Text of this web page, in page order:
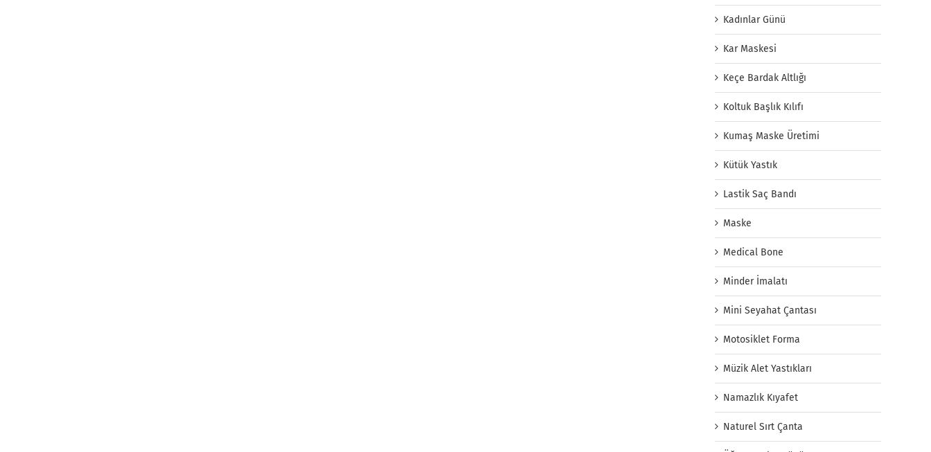
Kadınlar Günü
Kar Maskesi
Keçe Bardak Altlığı
Koltuk Başlık Kılıfı
Kumaş Maske Üretimi
Kütük Yastık
Lastik Saç Bandı
Maske
Medical Bone
Minder İmalatı
Mini Seyahat Çantası
Motosiklet Forma
Müzik Alet Yastıkları
Namazlık Kıyafet
Naturel Sırt Çanta